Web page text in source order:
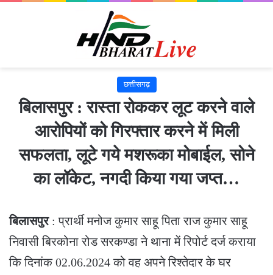
छत्तीसगढ़
बिलासपुर : रास्ता रोककर लूट करने वाले
आरोपियों को गिरफ्तार करने में मिली
सफलता, लूटे गये मशरूका मोबाईल, सोने
का लॉकेट, नगदी किया गया जप्त…
बिलासपुर: प्रार्थी मनोज कुमार साहू पिता राज कुमार साहू
निवासी बिरकोना रोड सरकण्डा ने थाना में रिपोर्ट दर्ज कराया
कि दिनांक 02.06.2024 को वह अपने रिश्तेदार के घर